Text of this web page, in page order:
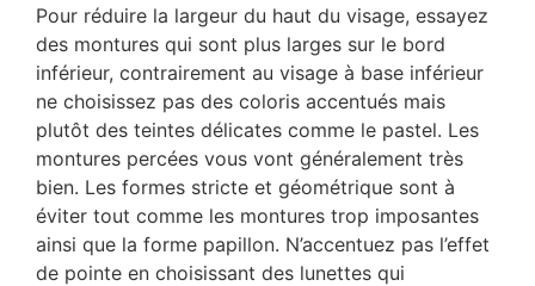
Pour réduire la largeur du haut du visage, essayez
des montures qui sont plus larges sur le bord
inférieur, contrairement au visage à base inférieur
ne choisissez pas des coloris accentués mais
plutôt des teintes délicates comme le pastel. Les
montures percées vous vont généralement très
bien. Les formes stricte et géométrique sont à
éviter tout comme les montures trop imposantes
ainsi que la forme papillon. N’accentuez pas l’effet
de pointe en choisissant des lunettes qui